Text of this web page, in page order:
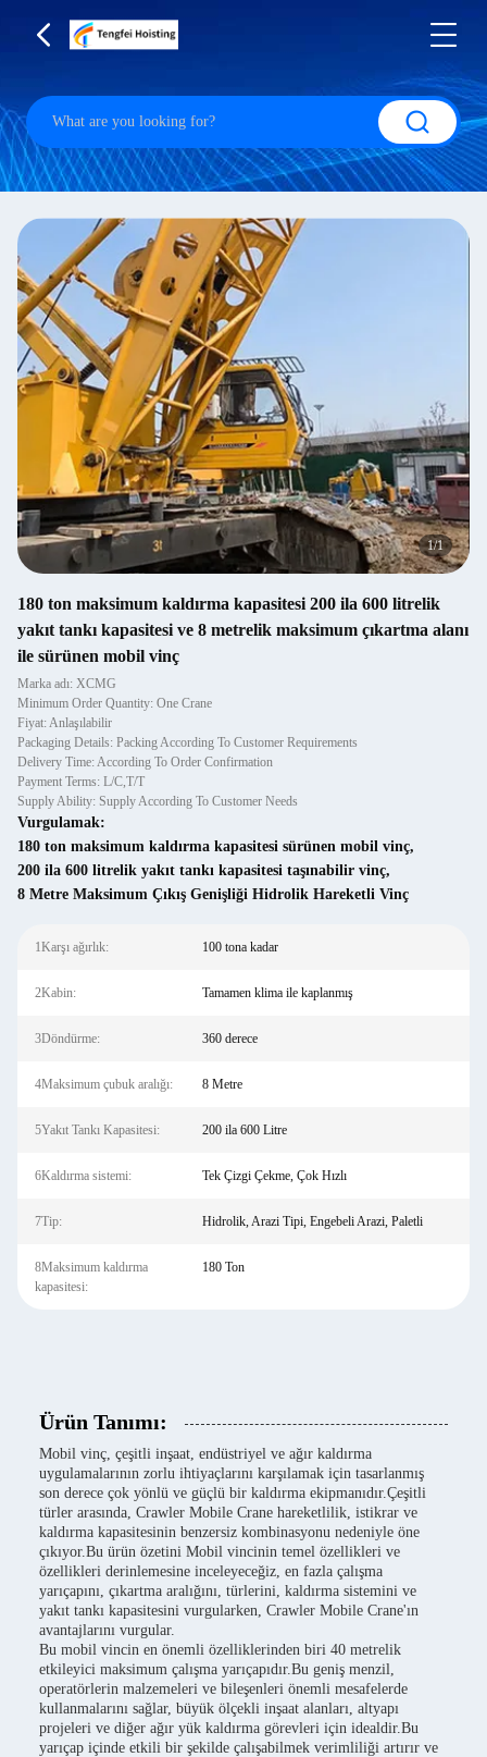
1/1
180 ton maksimum kaldırma kapasitesi 200 ila 600 litrelik
yakıt tankı kapasitesi ve 8 metrelik maksimum çıkartma alanı
ile sürünen mobil vinç
Marka adı: XCMG
Minimum Order Quantity: One Crane
Fiyat: Anlaşılabilir
Packaging Details: Packing According To Customer Requirements
Delivery Time: According To Order Confirmation
Payment Terms: L/C,T/T
Supply Ability: Supply According To Customer Needs
Vurgulamak:
180 ton maksimum kaldırma kapasitesi sürünen mobil vinç,
200 ila 600 litrelik yakıt tankı kapasitesi taşınabilir vinç,
8 Metre Maksimum Çıkış Genişliği Hidrolik Hareketli Vinç
1Karşı ağırlık: 100 tona kadar
2Kabin: Tamamen klima ile kaplanmış
3Döndürme: 360 derece
4Maksimum çubuk aralığı: 8 Metre
5Yakıt Tankı Kapasitesi: 200 ila 600 Litre
6Kaldırma sistemi: Tek Çizgi Çekme, Çok Hızlı
7Tip: Hidrolik, Arazi Tipi, Engebeli Arazi, Paletli
8Maksimum kaldırma
kapasitesi:
180 Ton
Ürün Tanımı:
Mobil vinç, çeşitli inşaat, endüstriyel ve ağır kaldırma
uygulamalarının zorlu ihtiyaçlarını karşılamak için tasarlanmış
son derece çok yönlü ve güçlü bir kaldırma ekipmanıdır.Çeşitli
türler arasında, Crawler Mobile Crane hareketlilik, istikrar ve
kaldırma kapasitesinin benzersiz kombinasyonu nedeniyle öne
çıkıyor.Bu ürün özetini Mobil vincinin temel özellikleri ve
özellikleri derinlemesine inceleyeceğiz, en fazla çalışma
yarıçapını, çıkartma aralığını, türlerini, kaldırma sistemini ve
yakıt tankı kapasitesini vurgularken, Crawler Mobile Crane'ın
avantajlarını vurgular.
Bu mobil vincin en önemli özelliklerinden biri 40 metrelik
etkileyici maksimum çalışma yarıçapıdır.Bu geniş menzil,
operatörlerin malzemeleri ve bileşenleri önemli mesafelerde
kullanmalarını sağlar, büyük ölçekli inşaat alanları, altyapı
projeleri ve diğer ağır yük kaldırma görevleri için idealdir.Bu
yarıçap içinde etkili bir şekilde çalışabilmek verimliliği artırır ve